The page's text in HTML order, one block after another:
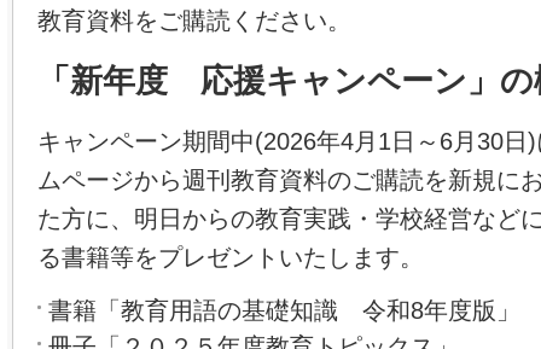
教育資料をご購読ください。
「新年度 応援キャンペーン」の
キャンペーン期間中(2026年4月1日～6月30日
ムページから週刊教育資料のご購読を新規に
た方に、明日からの教育実践・学校経営など
る書籍等をプレゼントいたします。
書籍「教育用語の基礎知識 令和8年度版」